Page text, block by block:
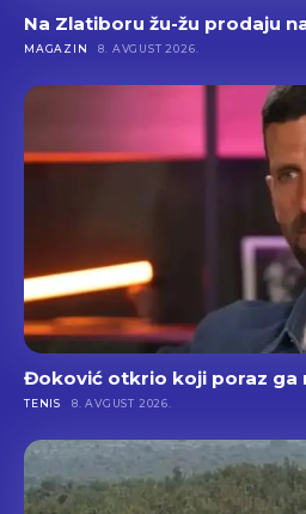
Na Zlatiboru žu-žu prodaju
MAGAZIN 8. AVGUST 2026.
Đoković otkrio koji poraz ga
TENIS 8. AVGUST 2026.